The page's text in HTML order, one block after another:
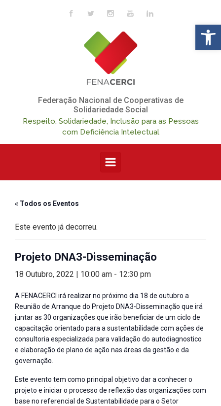
Skip to main content
Federação Nacional de Cooperativas de
Solidariedade Social
Respeito, Solidariedade, Inclusão para as Pessoas
com Deficiência Intelectual
« Todos os Eventos
Este evento já decorreu.
Projeto DNA3-Disseminação
18 Outubro, 2022 | 10:00 am - 12:30 pm
A FENACERCI irá realizar no próximo dia 18 de outubro a
Reunião de Arranque do Projeto DNA3-Disseminação que irá
juntar as 30 organizações que irão beneficiar de um ciclo de
capacitação orientado para a sustentabilidade com ações de
consultoria especializada para validação do autodiagnostico
e elaboração de plano de ação nas áreas da gestão e da
governação.
Este evento tem como principal objetivo dar a conhecer o
projeto e iniciar o processo de reflexão das organizações com
base no referencial de Sustentabilidade para o Setor